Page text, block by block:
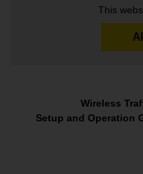
This
Wireless
Setup and Operation